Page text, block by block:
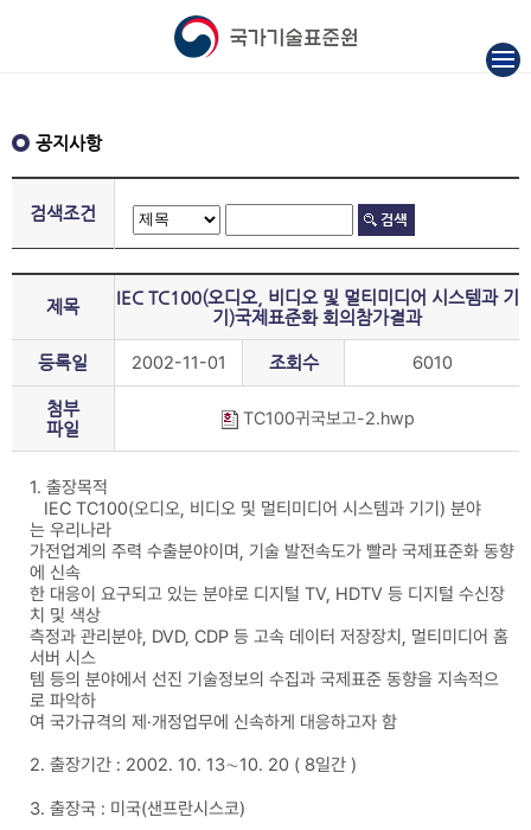
공지사항
검색조건
제목
IEC TC100(오디오, 비디오 및 멀티미디어 시스템과 기
기)국제표준화 회의참가결과
등록일 2002-11-01 조회수 6010
첨부
파일
TC100귀국보고-2.hwp
1. 출장목적
IEC TC100(오디오, 비디오 및 멀티미디어 시스템과 기기) 분야
는 우리나라
가전업계의 주력 수출분야이며, 기술 발전속도가 빨라 국제표준화 동향
에 신속
한 대응이 요구되고 있는 분야로 디지털 TV, HDTV 등 디지털 수신장
치 및 색상
측정과 관리분야, DVD, CDP 등 고속 데이터 저장장치, 멀티미디어 홈
서버 시스
템 등의 분야에서 선진 기술정보의 수집과 국제표준 동향을 지속적으
로 파악하
여 국가규격의 제·개정업무에 신속하게 대응하고자 함
2. 출장기간 : 2002. 10. 13∼10. 20 ( 8일간 )
3. 출장국 : 미국(샌프란시스코)